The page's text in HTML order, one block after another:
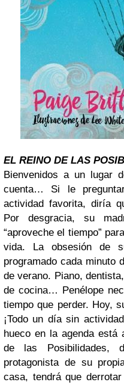
EL REINO DE LAS
Bienvenidos a un lugar
cuenta… Si le
actividad favorita, diría
Por desgracia, su
“aproveche el tiempo”
vida. La obsesión de
programado cada minuto
de verano. Piano,
de cocina… Penélope
tiempo que perder. Hoy,
¡Todo un día sin
hueco en la agenda está
de las Posibilidades,
protagonista de su
casa, tendrá que